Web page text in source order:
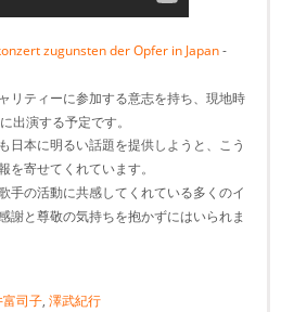
zugunsten der Opfer in Japan-
リティーに参加する意志を持ち、現地時
出演する予定です。
日本に明るい話題を提供しようと、こう
を寄せてくれています。
手の活動に共感してくれている多くのイ
謝と尊敬の気持ちを抱かずにはいられま
富司子, 澤武紀行